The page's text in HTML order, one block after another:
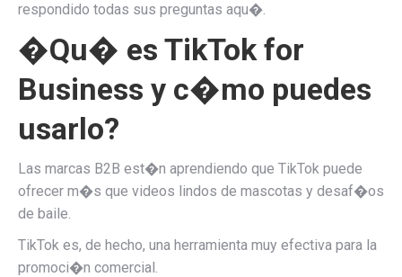
respondido todas sus preguntas aqu�.
�Qu� es TikTok for
Business y c�mo puedes
usarlo?
Las marcas B2B est�n aprendiendo que TikTok puede
ofrecer m�s que videos lindos de mascotas y desaf�os
de baile.
TikTok es, de hecho, una herramienta muy efectiva para la
promoci�n comercial.